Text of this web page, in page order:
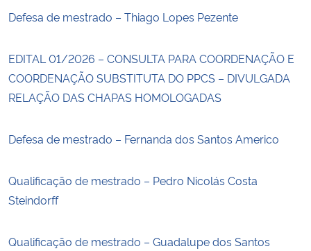
Defesa de mestrado – Thiago Lopes Pezente
EDITAL 01/2026 – CONSULTA PARA COORDENAÇÃO E
COORDENAÇÃO SUBSTITUTA DO PPCS – DIVULGADA
RELAÇÃO DAS CHAPAS HOMOLOGADAS
Defesa de mestrado – Fernanda dos Santos Americo
Qualificação de mestrado – Pedro Nicolás Costa
Steindorff
Qualificação de mestrado – Guadalupe dos Santos